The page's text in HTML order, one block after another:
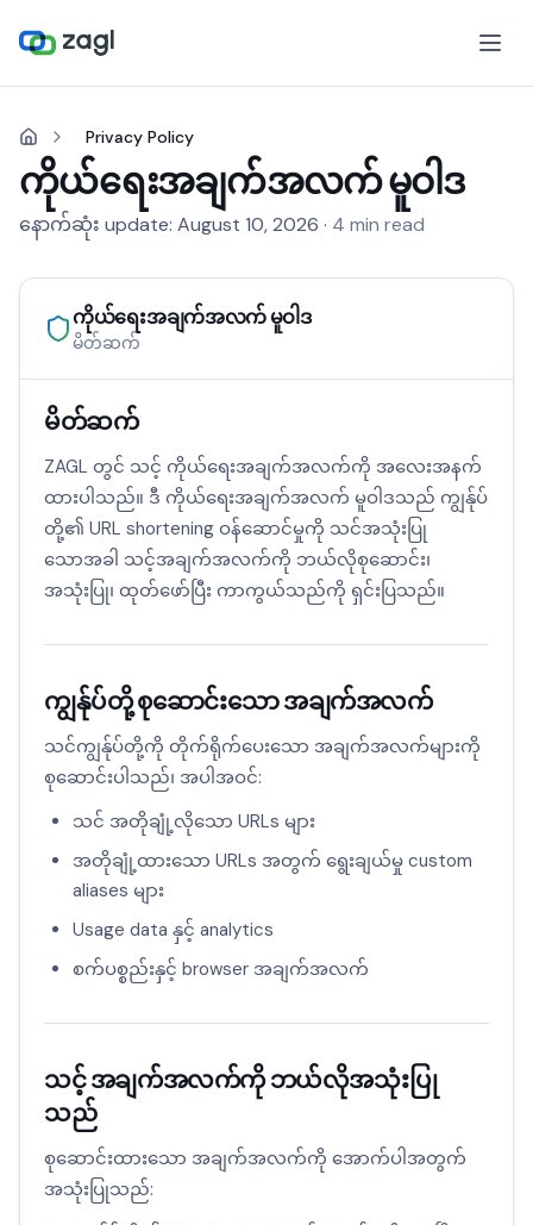
Privacy Policy
ကိုယ်ရေးအချက်အလက် မူဝါဒ
နောက်ဆုံး update: August 10, 2026 · 4 min read
ကိုယ်ရေးအချက်အလက် မူဝါဒ
မိတ်ဆက်
မိတ်ဆက်
ZAGL တွင် သင့် ကိုယ်ရေးအချက်အလက်ကို အလေးအနက်
ထားပါသည်။ ဒီ ကိုယ်ရေးအချက်အလက် မူဝါဒသည် ကျွန်ုပ်
တို့၏ URL shortening ဝန်ဆောင်မှုကို သင်အသုံးပြု
သောအခါ သင့်အချက်အလက်ကို ဘယ်လိုစုဆောင်း၊
အသုံးပြု၊ ထုတ်ဖော်ပြီး ကာကွယ်သည်ကို ရှင်းပြသည်။
ကျွန်ုပ်တို့ စုဆောင်းသော အချက်အလက်
သင်ကျွန်ုပ်တို့ကို တိုက်ရိုက်ပေးသော အချက်အလက်များကို
စုဆောင်းပါသည်၊ အပါအဝင်:
သင် အတိုချုံ့လိုသော URLs များ
အတိုချုံ့ထားသော URLs အတွက် ရွေးချယ်မှု custom
aliases များ
Usage data နှင့် analytics
စက်ပစ္စည်းနှင့် browser အချက်အလက်
သင့် အချက်အလက်ကို ဘယ်လိုအသုံးပြု
သည်
စုဆောင်းထားသော အချက်အလက်ကို အောက်ပါအတွက်
အသုံးပြုသည်: